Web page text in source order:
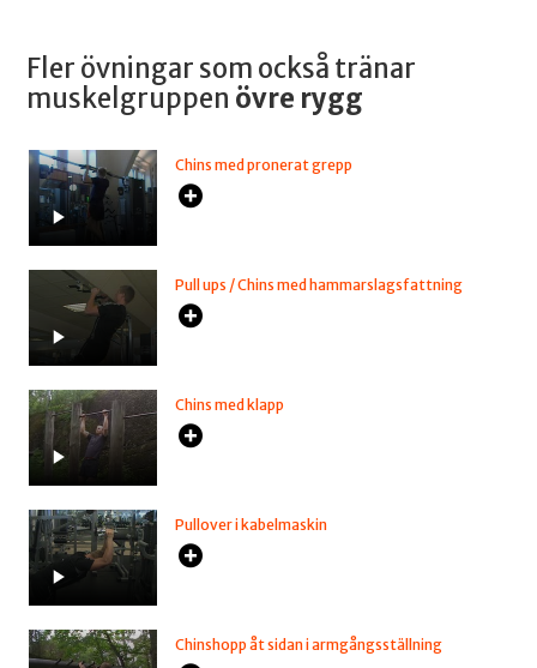
Fler övningar som också tränar
muskelgruppen övre rygg
Chins med pronerat grepp
Pull ups / Chins med hammarslagsfattning
Chins med klapp
Pullover i kabelmaskin
Chinshopp åt sidan i armgångsställning